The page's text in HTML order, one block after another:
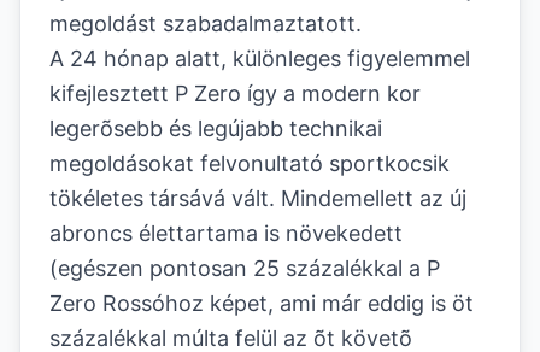
megoldást szabadalmaztatott.
A 24 hónap alatt, különleges figyelemmel
kifejlesztett P Zero így a modern kor
legerõsebb és legújabb technikai
megoldásokat felvonultató sportkocsik
tökéletes társává vált. Mindemellett az új
abroncs élettartama is növekedett
(egészen pontosan 25 százalékkal a P
Zero Rossóhoz képet, ami már eddig is öt
százalékkal múlta felül az õt követõ